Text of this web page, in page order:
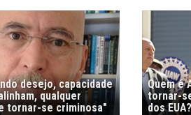
desejo, capacidade
qualquer
tornar-se criminosa"
Quem é
tornar-
dos EUA?